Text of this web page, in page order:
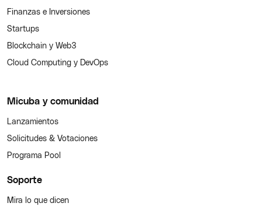
Finanzas e Inversiones
Startups
Blockchain y Web3
Cloud Computing y DevOps
Micuba y comunidad
Lanzamientos
Solicitudes & Votaciones
Programa Pool
Soporte
Mira lo que dicen